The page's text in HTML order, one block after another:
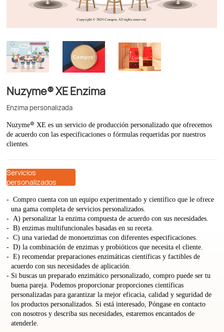
Nuzyme® XE Enzima
Enzima personalizada
Nuzyme® XE es un servicio de producción personalizado que ofrecemos
de acuerdo con las especificaciones o fórmulas requeridas por nuestros
clientes.
Servicios
personalizados
Compro cuenta con un equipo experimentado y científico que le ofrece
una gama completa de servicios personalizados.
A) personalizar la enzima compuesta de acuerdo con sus necesidades.
B) enzimas multifuncionales basadas en su receta.
C) una variedad de monoenzimas con diferentes especificaciones.
D) la combinación de enzimas y probióticos que necesita el cliente.
E) recomendar preparaciones enzimáticas científicas y factibles de
acuerdo con sus necesidades de aplicación.
Si buscas un preparado enzimático personalizado, compro puede ser tu
buena pareja. Podemos proporcionar proporciones científicas
personalizadas para garantizar la mejor eficacia, calidad y seguridad de
los productos personalizados. Si está interesado, Póngase en contacto
con nosotros y describa sus necesidades, estaremos encantados de
atenderle.